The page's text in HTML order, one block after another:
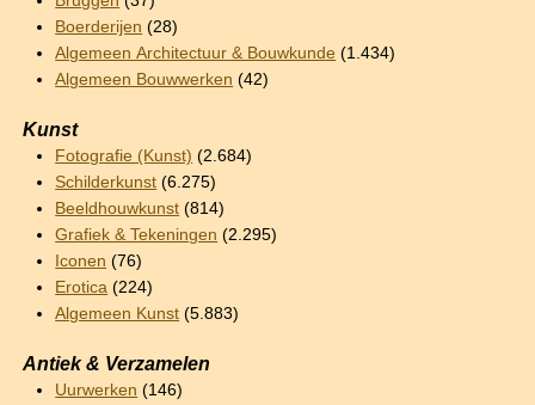
Boerderijen (28)
Algemeen Architectuur & Bouwkunde (1.434)
Algemeen Bouwwerken (42)
Kunst
Fotografie (Kunst) (2.684)
Schilderkunst (6.275)
Beeldhouwkunst (814)
Grafiek & Tekeningen (2.295)
Iconen (76)
Erotica (224)
Algemeen Kunst (5.883)
Antiek & Verzamelen
Uurwerken (146)